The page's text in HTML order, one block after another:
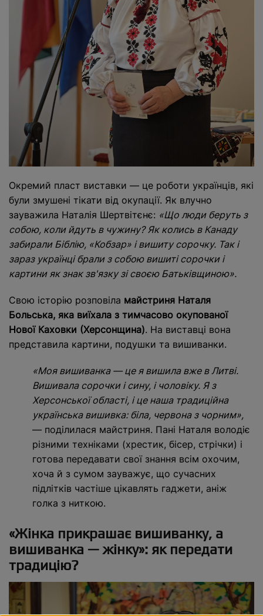
Окремий пласт виставки — це роботи українців, які
були змушені тікати від окупації. Як влучно
зауважила Наталія Шертвітєнє: «Що люди беруть з
собою, коли йдуть в чужину? Як колись в Канаду
забирали Біблію, «Кобзар» і вишиту сорочку. Так і
зараз українці брали з собою вишиті сорочки і
картини як знак зв'язку зі своєю Батьківщиною».
Свою історію розповіла майстриня Наталя
Больська, яка виїхала з тимчасово окупованої
Нової Каховки (Херсонщина). На виставці вона
представила картини, подушки та вишиванки.
«Моя вишиванка — це я вишила вже в Литві.
Вишивала сорочки і сину, і чоловіку. Я з
Херсонської області, і це наша традиційна
українська вишивка: біла, червона з чорним»,
— поділилася майстриня. Пані Наталя володіє
різними техніками (хрестик, бісер, стрічки) і
готова передавати свої знання всім охочим,
хоча й з сумом зауважує, що сучасних
підлітків частіше цікавлять гаджети, аніж
голка з ниткою.
«Жінка прикрашає вишиванку, а
вишиванка — жінку»: як передати
традицію?